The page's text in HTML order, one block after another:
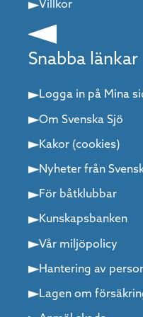
Villkor
Snabba länkar
Logga in på Mina
Om Svenska Sjö
Kakor (cookies)
Nyheter från
För båtklubbar
Kunskapsbanken
Vår miljöpolicy
Hantering av
Lagen om